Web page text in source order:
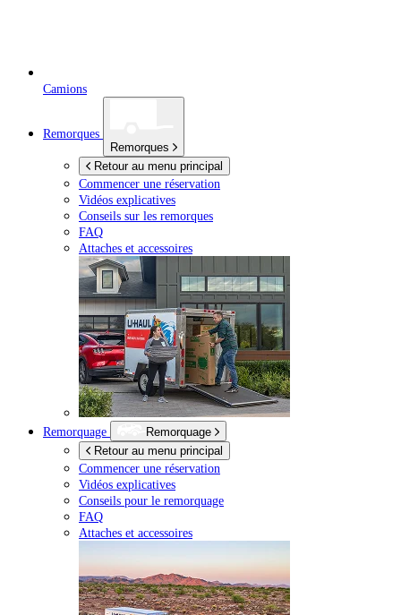
Camions
Remorques
Remorques
Retour au menu principal
Commencer une réservation
Vidéos explicatives
Conseils sur les remorques
FAQ
Attaches et accessoires
Remorquage
Remorquage
Retour au menu principal
Commencer une réservation
Vidéos explicatives
Conseils pour le remorquage
FAQ
Attaches et accessoires